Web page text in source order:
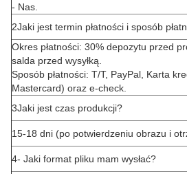
- Nas.
2Jaki jest termin płatności i sposób
Okres płatności: 30% depozytu przed
salda przed wysyłką.
Sposób płatności: T/T, PayPal, Karta
Mastercard) oraz e-check.
3Jaki jest czas produkcji?
15-18 dni (po potwierdzeniu obrazu i
4- Jaki format pliku mam wysłać?